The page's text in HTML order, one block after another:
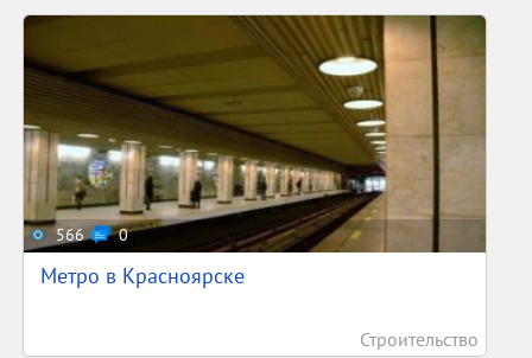
566 0
Метро в Красноярске
Строительство